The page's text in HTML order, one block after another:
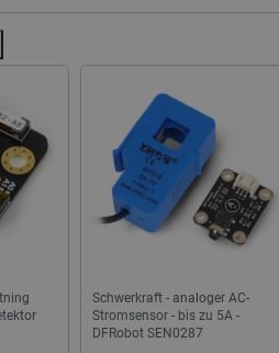
Schwerkraft - analoger AC-
Stromsensor - bis zu 5A -
DFRobot SEN0287
_lb_ccc
Storage declaration
Name